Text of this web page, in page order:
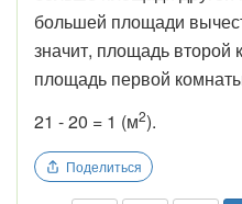
большей площади
значит, площадь
площадь первой
21 - 20 = 1 (м2).
Поделиться